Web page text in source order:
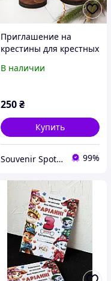
Приглашение на
крестины для крестных
текстом и именами.
В наличии
250 ₴
Купить
Souvenir Spot - Оригинальные сувенирные изделия 99%